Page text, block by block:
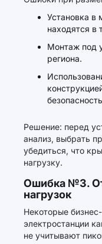
Установка в
находятся в
Монтаж под
региона.
Решение: перед
анализ, выбрать
убедиться, что
нагрузку.
Ошибка №3.
нагрузок
Некоторые
электростанции
не учитывают